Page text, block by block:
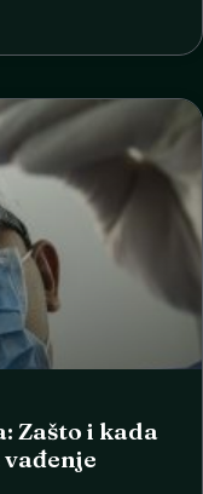
Zašto i kada